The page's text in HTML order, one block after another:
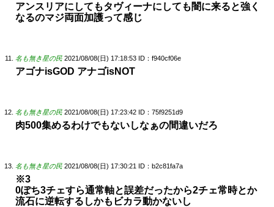
アンスリアにしてもタヴィーナにしても闇に来ると強く
なるのマジ両面加護って感じ
名も無き星の民 2021/08/08(日) 17:18:53 ID：f940cf06e
アゴナisGOD アナゴisNOT
名も無き星の民 2021/08/08(日) 17:23:42 ID：75f9251d9
肉500集めるわけでもないしなぁの間違いだろ
名も無き星の民 2021/08/08(日) 17:30:21 ID：b2c81fa7a
※3
0ぽち3チェすら通常軸と誤差だったから2チェ常時とか
流石に逆転するしかもビカラ動かないし